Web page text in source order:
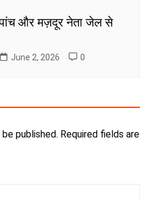
पांच और मज़दूर नेता जेल से
June 2, 2026 0
published. Required fields are